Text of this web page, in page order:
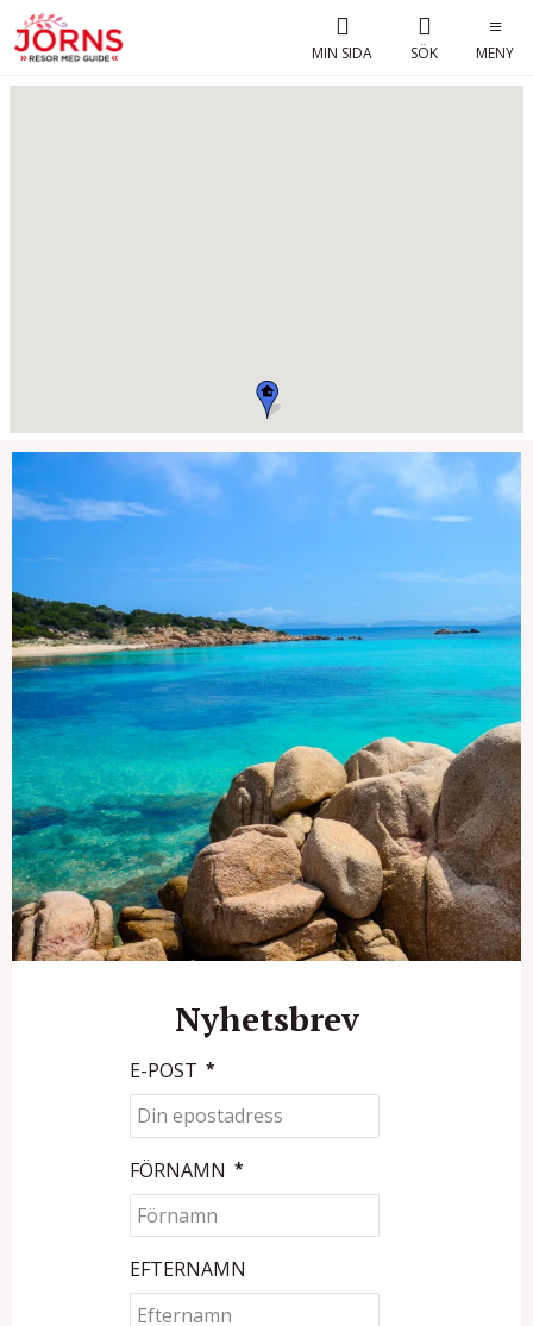
MIN SIDA SÖK MENY
Nyhetsbrev
E-POST *
FÖRNAMN *
EFTERNAMN